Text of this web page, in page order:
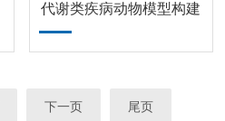
代谢类疾病动物模型构建
下一页 尾页